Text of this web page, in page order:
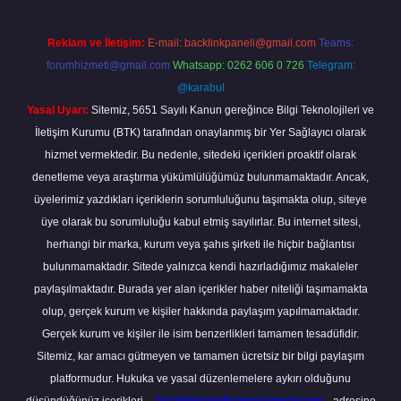
Reklam ve İletişim: E-mail: backlinkpaneli@gmail.com Teams:
forumhizmeti@gmail.com Whatsapp: 0262 606 0 726 Telegram:
@karabul
Yasal Uyarı: Sitemiz, 5651 Sayılı Kanun gereğince Bilgi Teknolojileri ve
İletişim Kurumu (BTK) tarafından onaylanmış bir Yer Sağlayıcı olarak
hizmet vermektedir. Bu nedenle, sitedeki içerikleri proaktif olarak
denetleme veya araştırma yükümlülüğümüz bulunmamaktadır. Ancak,
üyelerimiz yazdıkları içeriklerin sorumluluğunu taşımakta olup, siteye
üye olarak bu sorumluluğu kabul etmiş sayılırlar. Bu internet sitesi,
herhangi bir marka, kurum veya şahıs şirketi ile hiçbir bağlantısı
bulunmamaktadır. Sitede yalnızca kendi hazırladığımız makaleler
paylaşılmaktadır. Burada yer alan içerikler haber niteliği taşımamakta
olup, gerçek kurum ve kişiler hakkında paylaşım yapılmamaktadır.
Gerçek kurum ve kişiler ile isim benzerlikleri tamamen tesadüfidir.
Sitemiz, kar amacı gütmeyen ve tamamen ücretsiz bir bilgi paylaşım
platformudur. Hukuka ve yasal düzenlemelere aykırı olduğunu